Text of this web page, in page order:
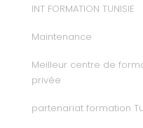
INT FORMATION TUNISIE
Maintenance
Meilleur centre de
privée
partenariat formation